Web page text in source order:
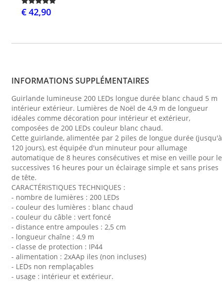
€ 42,90
INFORMATIONS SUPPLÉMENTAIRES
Guirlande lumineuse 200 LEDs longue durée blanc chaud 5 m
intérieur extérieur. Lumières de Noël de 4,9 m de longueur
idéales comme décoration pour intérieur et extérieur,
composées de 200 LEDs couleur blanc chaud.
Cette guirlande, alimentée par 2 piles de longue durée (jusqu'à
120 jours), est équipée d'un minuteur pour allumage
automatique de 8 heures consécutives et mise en veille pour
successives 16 heures pour un éclairage simple et sans prises
de tête.
CARACTÉRISTIQUES TECHNIQUES :
- nombre de lumières : 200 LEDs
- couleur des lumières : blanc chaud
- couleur du câble : vert foncé
- distance entre ampoules : 2,5 cm
- longueur chaîne : 4,9 m
- classe de protection : IP44
- alimentation : 2xAAp iles (non incluses)
- LEDs non remplaçables
- usage : intérieur et extérieur.